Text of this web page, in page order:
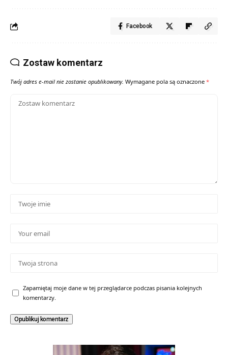
Facebook
Zostaw komentarz
Twój adres e-mail nie zostanie opublikowany. Wymagane pola są oznaczone *
Zapamiętaj moje dane w tej przeglądarce podczas pisania kolejnych
komentarzy.